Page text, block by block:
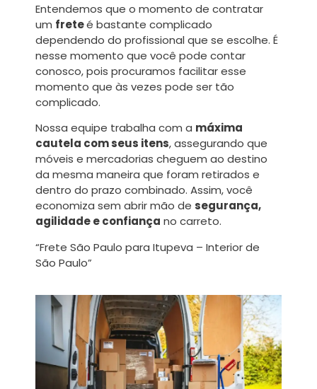
Entendemos que o momento de contratar
um freteé bastante complicado
dependendo do profissional que se escolhe. É
nesse momento que você pode contar
conosco, pois procuramos facilitar esse
momento que às vezes pode ser tão
complicado.
Nossa equipe trabalha com a máxima
cautela com seus itens, assegurando que
móveis e mercadorias cheguem ao destino
da mesma maneira que foram retirados e
dentro do prazo combinado. Assim, você
economiza sem abrir mão de segurança,
agilidade e confiança no carreto.
“Frete São Paulo para Itupeva – Interior de
São Paulo”